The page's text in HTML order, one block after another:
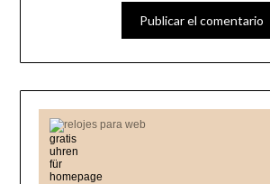
relojes para web